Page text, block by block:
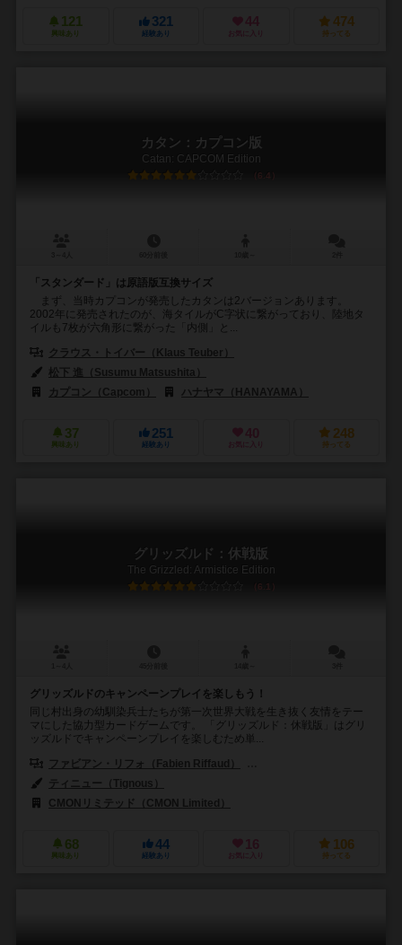
121
興味あり
321
経験あり
44
お気に入り
474
持ってる
カタン：カプコン版
Catan: CAPCOM Edition
6.4
「スタンダード」は原語版互換サイズ
まず、当時カプコンが発売したカタンは2バージョンあります。
2002年に発売されたのが、海タイルがC字状に繋がっており、陸地タ
イルも7枚が六角形に繋がった「内側」と...
クラウス・トイバー（Klaus Teuber）
松下 進（Susumu Matsushita）
カプコン（Capcom）
ハナヤマ（HANAYAMA）
37
興味あり
251
経験あり
40
お気に入り
248
持ってる
グリッズルド：休戦版
The Grizzled: Armistice Edition
6.1
グリッズルドのキャンペーンプレイを楽しもう！
同じ村出身の幼馴染兵士たちが第一次世界大戦を生き抜く友情をテー
マにした協力型カードゲームです。 「グリッズルド：休戦版」はグリ
ッズルドでキャンペーンプレイを楽しむため単...
ファビアン・リフォ（Fabien Riffaud）
ティニュー（Tignous）
CMONリミテッド（CMON Limited）
68
興味あり
44
経験あり
16
お気に入り
106
持ってる